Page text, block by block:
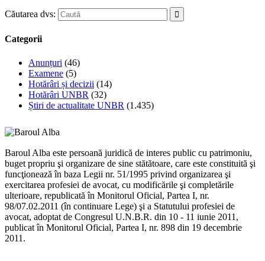
Căutarea dvs:
Categorii
Anunțuri (46)
Examene (5)
Hotărâri și decizii (14)
Hotărâri UNBR (32)
Știri de actualitate UNBR (1.435)
Baroul Alba este persoană juridică de interes public cu patrimoniu,
buget propriu şi organizare de sine stătătoare, care este constituită şi
funcţionează în baza Legii nr. 51/1995 privind organizarea şi
exercitarea profesiei de avocat, cu modificările şi completările
ulterioare, republicată în Monitorul Oficial, Partea I, nr.
98/07.02.2011 (în continuare Lege) şi a Statutului profesiei de
avocat, adoptat de Congresul U.N.B.R. din 10 - 11 iunie 2011,
publicat în Monitorul Oficial, Partea I, nr. 898 din 19 decembrie
2011.